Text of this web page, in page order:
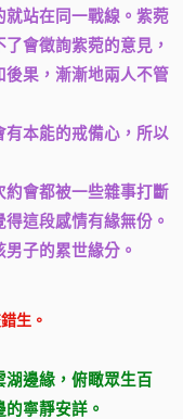
站在同一戰線。紫菀
會徵詢紫菀的意見，
果，漸漸地兩人不管
有本能的戒備心，所以
約會都被一些雜事打斷
這段感情有緣無份。
子的累世緣分。
生。
邊緣，俯瞰眾生百
寧靜安詳。